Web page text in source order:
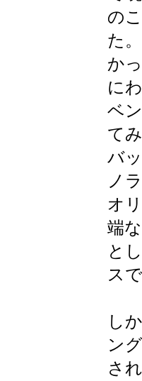
の
た
か
に
ベ
て
バ
ノ
オ
端
と
ス
し
ン
さ